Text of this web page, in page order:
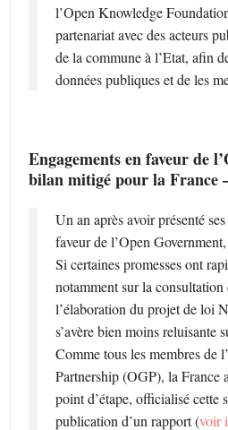
l’Open Knowledge
partenariat avec des acteurs
de la commune à l’Etat, afin
données publiques et de les
Engagements en faveur de
bilan mitigé pour la France
Un an après avoir présenté
faveur de l’Open
Si certaines promesses ont
notamment sur la consultation
l’élaboration du projet de loi
s’avère bien moins reluisante
Comme tous les membres de
Partnership (OGP), la France
point d’étape, officialisé cette
publication d’un rapport (voir